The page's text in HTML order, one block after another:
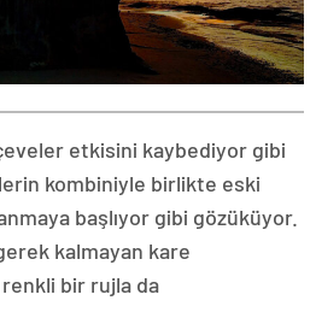
etkisini kaybediyor gibi
kombiniyle birlikte eski
başlıyor gibi gözüküyor.
kalmayan kare
bir rujla da